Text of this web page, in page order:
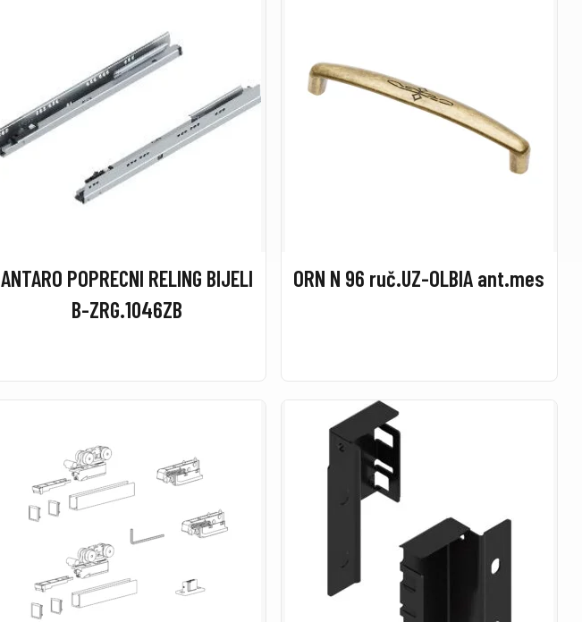
ANTARO POPRECNI RELING BIJELI
B-ZRG.1046ZB
ORN N 96 ruč.UZ-OLBIA ant.mes